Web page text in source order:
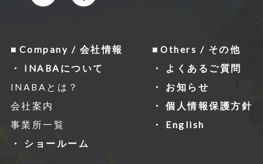
Company / 会社情報
INABAについて
INABAとは？
会社案内
事業所一覧
ショールーム
Others / その他
よくあるご質問
お知らせ
個人情報保護方針
English